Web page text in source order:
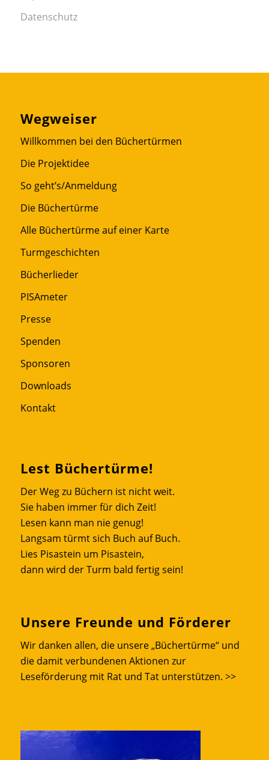
Datenschutz
Wegweiser
Willkommen bei den Büchertürmen
Die Projektidee
So geht’s/Anmeldung
Die Büchertürme
Alle Büchertürme auf einer Karte
Turmgeschichten
Bücherlieder
PISAmeter
Presse
Spenden
Sponsoren
Downloads
Kontakt
Lest Büchertürme!
Der Weg zu Büchern ist nicht weit.
Sie haben immer für dich Zeit!
Lesen kann man nie genug!
Langsam türmt sich Buch auf Buch.
Lies Pisastein um Pisastein,
dann wird der Turm bald fertig sein!
Unsere Freunde und Förderer
Wir danken allen, die unsere „Büchertürme“ und
die damit verbundenen Aktionen zur
Leseförderung mit Rat und Tat unterstützen. >>